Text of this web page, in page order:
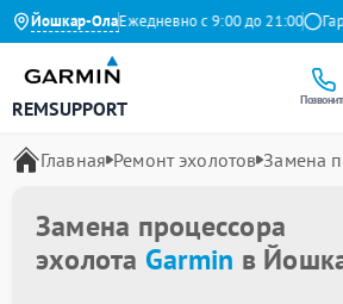
Йошкар-Ола
на Яндекс Ежедневно с 9:00 до 21:00
REMSUPPORT
Главная Ремонт эхолотов Замена
Замена процессора
эхолота Garmin в